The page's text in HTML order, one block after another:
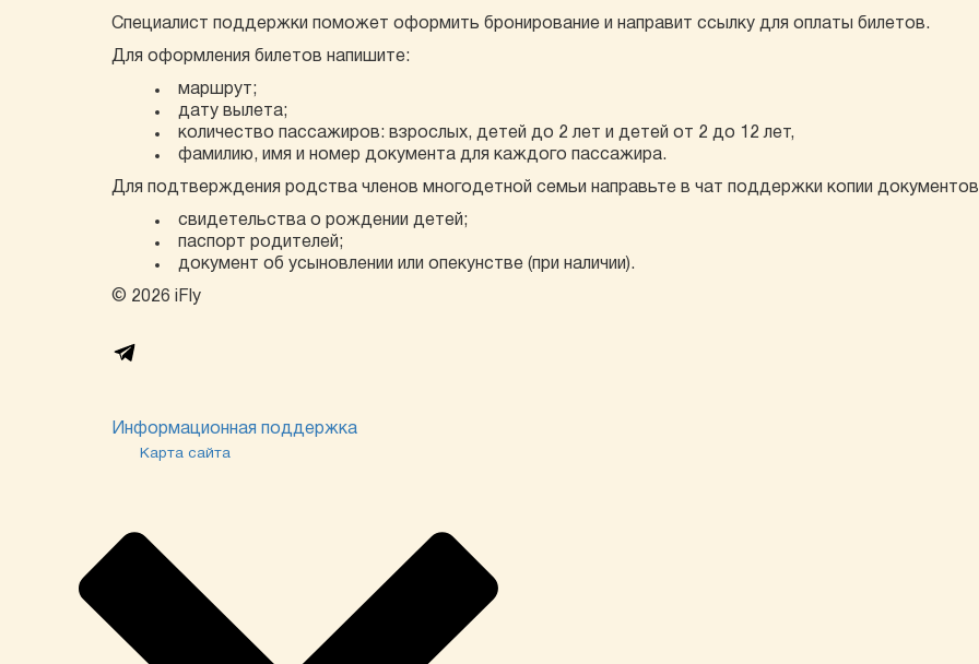
Специалист поддержки поможет оформить бронирование и направит ссылку для оплаты билетов.
Для оформления билетов напишите:
маршрут;
дату вылета;
количество пассажиров: взрослых, детей до 2 лет и детей от 2 до 12 лет,
фамилию, имя и номер документа для каждого пассажира.
Для подтверждения родства членов многодетной семьи направьте в чат поддержки копии
свидетельства о рождении детей;
паспорт родителей;
документ об усыновлении или опекунстве (при наличии).
© 2026 iFly
Информационная поддержка
Карта сайта